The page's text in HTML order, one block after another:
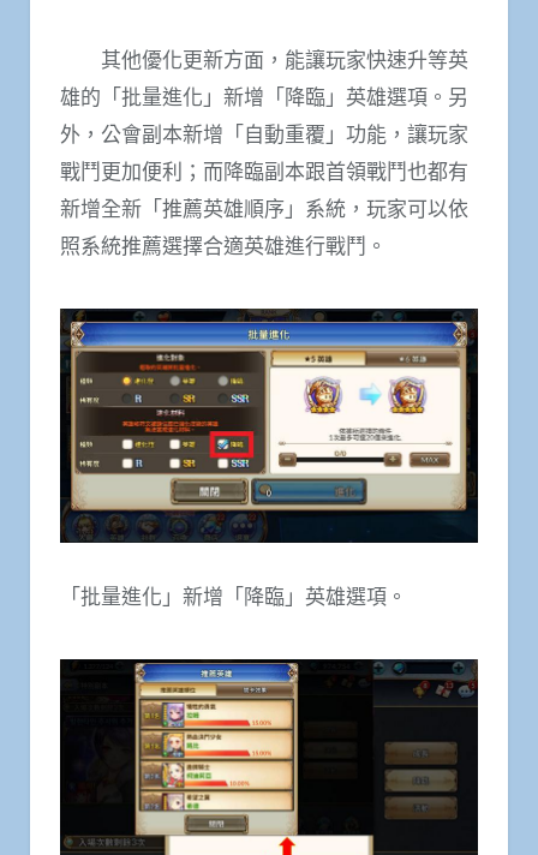
其他優化更新方面，能讓玩家快速升等英
雄的「批量進化」新增「降臨」英雄選項。另
外，公會副本新增「自動重覆」功能，讓玩家
戰鬥更加便利；而降臨副本跟首領戰鬥也都有
新增全新「推薦英雄順序」系統，玩家可以依
照系統推薦選擇合適英雄進行戰鬥。
「批量進化」新增「降臨」英雄選項。